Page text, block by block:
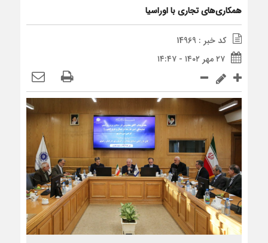
همکاری‌های تجاری با اوراسیا
کد خبر : 14969
۲۷ مهر ۱۴۰۲ - ۱۴:۴۷